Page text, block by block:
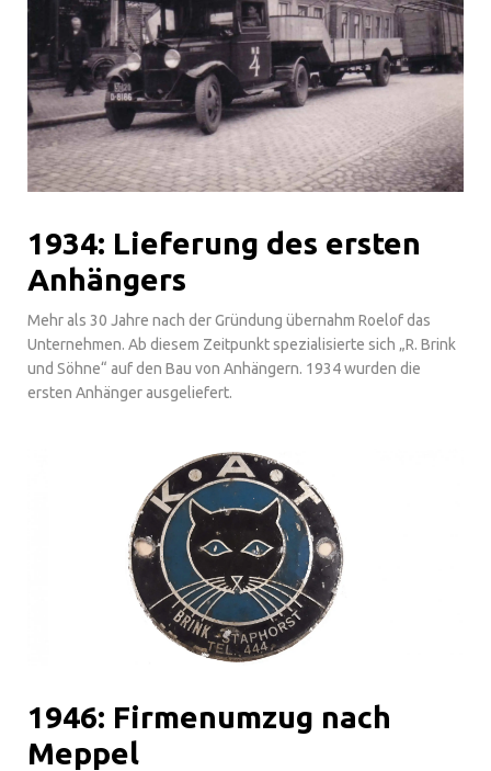
1934: Lieferung des ersten
Anhängers
Mehr als 30 Jahre nach der Gründung übernahm Roelof das
Unternehmen. Ab diesem Zeitpunkt spezialisierte sich „R. Brink
und Söhne“ auf den Bau von Anhängern. 1934 wurden die
ersten Anhänger ausgeliefert.
1946: Firmenumzug nach
Meppel